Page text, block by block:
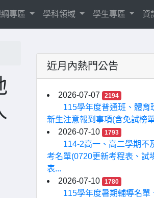
專區 學科領域 學生專區 資
近月內熱門公告
2026-07-07 2194
115學年度普通班、體育
新生注意報到事項(含免試榜
2026-07-10
1793
114-2高一、高二學期不
考名單(0720更新考程表、試
表...
2026-07-10
1780
115學年度暑期輔導名單